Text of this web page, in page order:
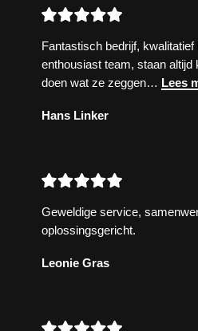
Fantastisch bedrijf, kwalitatief
enthousiast team, staan altijd
doen wat ze zeggen… Lees
Hans Linker
Geweldige service,
oplossingsgericht.
Leonie Gras